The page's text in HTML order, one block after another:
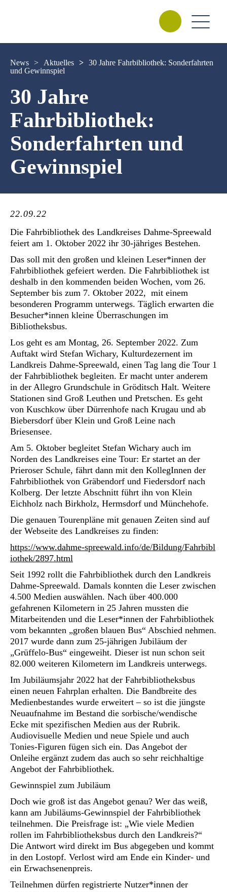
News > Aktuelles > 30 Jahre Fahrbibliothek: Sonderfahrten
und Gewinnspiel
30 Jahre
Fahrbibliothek:
Sonderfahrten und
Gewinnspiel
22.09.22
Die Fahrbibliothek des Landkreises Dahme-Spreewald
feiert am 1. Oktober 2022 ihr 30-jähriges Bestehen.
Das soll mit den großen und kleinen Leser*innen der
Fahrbibliothek gefeiert werden. Die Fahrbibliothek ist
deshalb in den kommenden beiden Wochen, vom 26.
September bis zum 7. Oktober 2022, mit einem
besonderen Programm unterwegs. Täglich erwarten die
Besucher*innen kleine Überraschungen im
Bibliotheksbus.
Los geht es am Montag, 26. September 2022. Zum
Auftakt wird Stefan Wichary, Kulturdezernent im
Landkreis Dahme-Spreewald, einen Tag lang die Tour 1
der Fahrbibliothek begleiten. Er macht unter anderem
in der Allegro Grundschule in Gröditsch Halt. Weitere
Stationen sind Groß Leuthen und Pretschen. Es geht
von Kuschkow über Dürrenhofe nach Krugau und ab
Biebersdorf über Klein und Groß Leine nach
Briesensee.
Am 5. Oktober begleitet Stefan Wichary auch im
Norden des Landkreises eine Tour: Er startet an der
Prieroser Schule, fährt dann mit den KollegInnen der
Fahrbibliothek von Gräbendorf und Fiedersdorf nach
Kolberg. Der letzte Abschnitt führt ihn von Klein
Eichholz nach Birkholz, Hermsdorf und Münchehofe.
Die genauen Tourenpläne mit genauen Zeiten sind auf
der Webseite des Landkreises zu finden:
https://www.dahme-spreewald.info/de/Bildung/Fahrbibl
iothek/2897.html
Seit 1992 rollt die Fahrbibliothek durch den Landkreis
Dahme-Spreewald. Damals konnten die Leser zwischen
4.500 Medien auswählen. Nach über 400.000
gefahrenen Kilometern in 25 Jahren mussten die
Mitarbeitenden und die Leser*innen der Fahrbibliothek
vom bekannten „großen blauen Bus“ Abschied nehmen.
2017 wurde dann zum 25-jährigen Jubiläum der
„Grüffelo-Bus“ eingeweiht. Dieser ist nun schon seit
82.000 weiteren Kilometern im Landkreis unterwegs.
Im Jubiläumsjahr 2022 hat der Fahrbibliotheksbus
einen neuen Fahrplan erhalten. Die Bandbreite des
Medienbestandes wurde erweitert – so ist die jüngste
Neuaufnahme im Bestand die sorbische/wendische
Ecke mit spezifischen Medien aus der Rubrik.
Audiovisuelle Medien und neue Spiele und auch
Tonies-Figuren fügen sich ein. Das Angebot der
Onleihe ergänzt zudem das auch so sehr reichhaltige
Angebot der Fahrbibliothek.
Gewinnspiel zum Jubiläum
Doch wie groß ist das Angebot genau? Wer das weiß,
kann am Jubiläums-Gewinnspiel der Fahrbibliothek
teilnehmen. Die Preisfrage ist: „Wie viele Medien
rollen im Fahrbibliotheksbus durch den Landkreis?“
Die Antwort wird direkt im Bus abgegeben und kommt
in den Lostopf. Verlost wird am Ende ein Kinder- und
ein Erwachsenenpreis.
Teilnehmen dürfen registrierte Nutzer*innen der